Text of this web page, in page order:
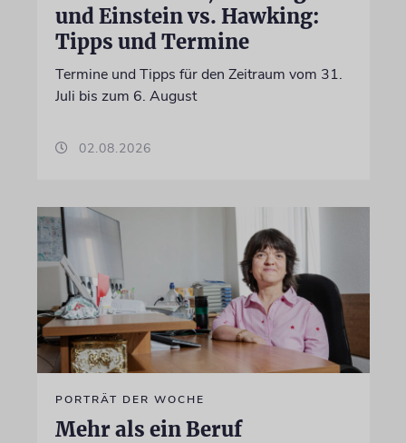
und Einstein vs. Hawking:
Tipps und Termine
Termine und Tipps für den Zeitraum vom 31.
Juli bis zum 6. August
02.08.2026
PORTRÄT DER WOCHE
Mehr als ein Beruf